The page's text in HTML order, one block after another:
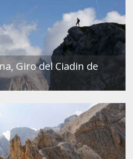
Giro del Ciadin de